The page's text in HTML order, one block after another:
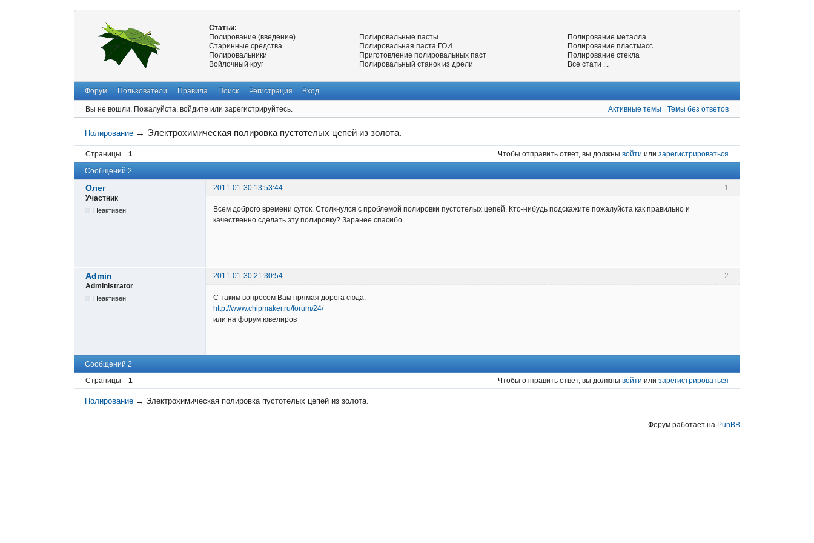
Статьи:
Полирование (введение)
Старинные средства
Полировальники
Войлочный круг
Полировальные пасты
Полировальная паста ГОИ
Приготовление полировальных паст
Полировальный станок из дрели
Полирование металла
Полирование пластмасс
Полирование стекла
Все стати ...
Форум Пользователи Правила Поиск Регистрация Вход
Вы не вошли. Пожалуйста, войдите или зарегистрируйтесь. Активные темы Темы без ответов
Полирование → Электрохимическая полировка пустотелых цепей из золота.
Страницы 1 Чтобы отправить ответ, вы должны войти или зарегистрироваться
Сообщений 2
1
Олег
2011-01-30 13:53:44
Участник
Неактивен
Всем доброго времени суток. Столкнулся с проблемой полировки пустотелых цепей. Кто-нибудь подскажите пожалуйста как правильно и
качественно сделать эту полировку? Заранее спасибо.
2
Admin
2011-01-30 21:30:54
Administrator
Неактивен
С таким вопросом Вам прямая дорога сюда:
http://www.chipmaker.ru/forum/24/
или на форум ювелиров
Сообщений 2
Страницы
1 Чтобы отправить ответ, вы должны войти или зарегистрироваться
Полирование → Электрохимическая полировка пустотелых цепей из золота.
Форум работает на PunBB